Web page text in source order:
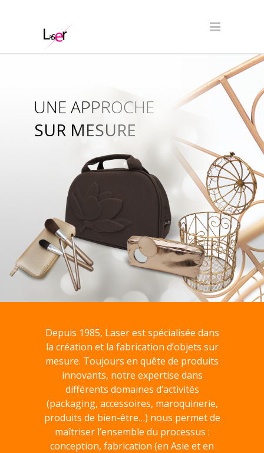
SUR MESURE
UNE APPROCHE
Depuis 1985, Laser est spécialisée dans
la création et la fabrication d’objets sur
mesure. Toujours en quête de produits
innovants, notre expertise dans
différents domaines d’activités
(packaging, accessoires, maroquinerie,
produits de bien-être…) nous permet de
maîtriser l’ensemble du processus :
conception, fabrication (en Asie et en